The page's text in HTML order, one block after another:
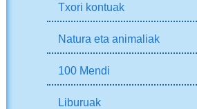
Txori kontuak
Natura eta animaliak
100 Mendi
Liburuak